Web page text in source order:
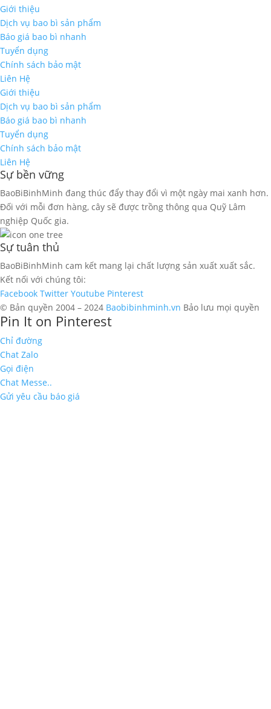
Giới thiệu
Dịch vụ bao bì sản phẩm
Báo giá bao bì nhanh
Tuyển dụng
Chính sách bảo mật
Liên Hệ
Giới thiệu
Dịch vụ bao bì sản phẩm
Báo giá bao bì nhanh
Tuyển dụng
Chính sách bảo mật
Liên Hệ
Sự bền vững
BaoBiBinhMinh đang thúc đẩy thay đổi vì một ngày mai xanh hơn.
Đối với mỗi đơn hàng, cây sẽ được trồng thông qua Quỹ Lâm
nghiệp Quốc gia.
Sự tuân thủ
BaoBiBinhMinh cam kết mang lại chất lượng sản xuất xuất sắc.
Kết nối với chúng tôi:
Facebook Twitter Youtube Pinterest
© Bản quyền 2004 – 2024 Baobibinhminh.vn Bảo lưu mọi quyền
Pin It on Pinterest
Chỉ đường
Chat Zalo
Gọi điện
Chat Messe..
Gửi yêu cầu báo giá